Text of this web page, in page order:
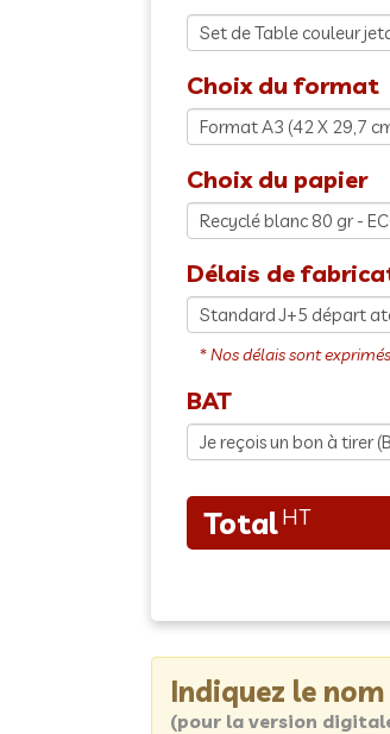
Choix du format
Choix du papier
Délais de
BAT
Indiquez le
(pour la version